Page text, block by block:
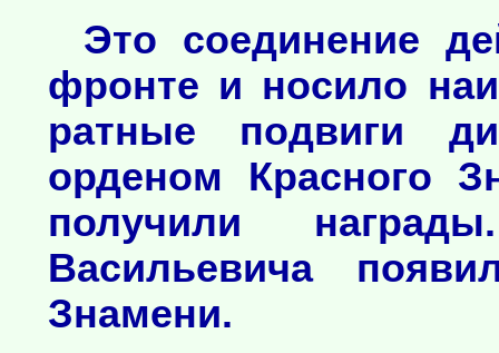
Это соединение
фронте и носило
ратные подвиги
орденом Красного
получили
Васильевича
Знамени.